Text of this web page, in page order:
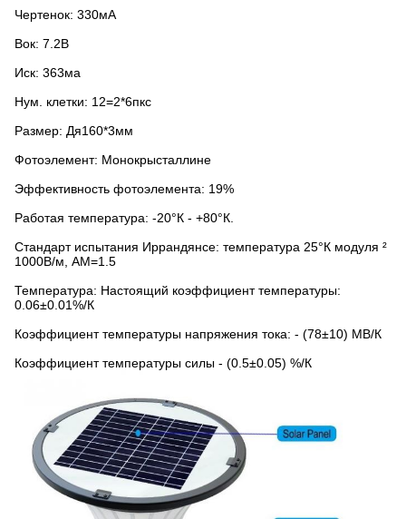
Чертенок: 330мА
Вок: 7.2В
Иск: 363ма
Нум. клетки: 12=2*6пкс
Размер: Дя160*3мм
Фотоэлемент: Монокрысталлине
Эффективность фотоэлемента: 19%
Работая температура: -20°К - +80°К.
Стандарт испытания Иррандянсе: температура 25°К модуля ²
1000В/м, АМ=1.5
Температура: Настоящий коэффициент температуры:
0.06±0.01%/К
Коэффициент температуры напряжения тока: - (78±10) МВ/К
Коэффициент температуры силы - (0.5±0.05) %/К